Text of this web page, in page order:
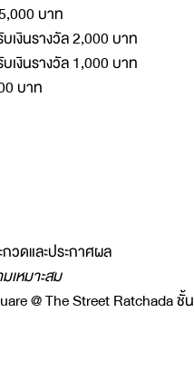
บาท
เงินรางวัล 2,000 บาท
เงินรางวัล 1,000 บาท
บาท
วดและประกาศผล
เหมาะสม
@ The Street Ratchada